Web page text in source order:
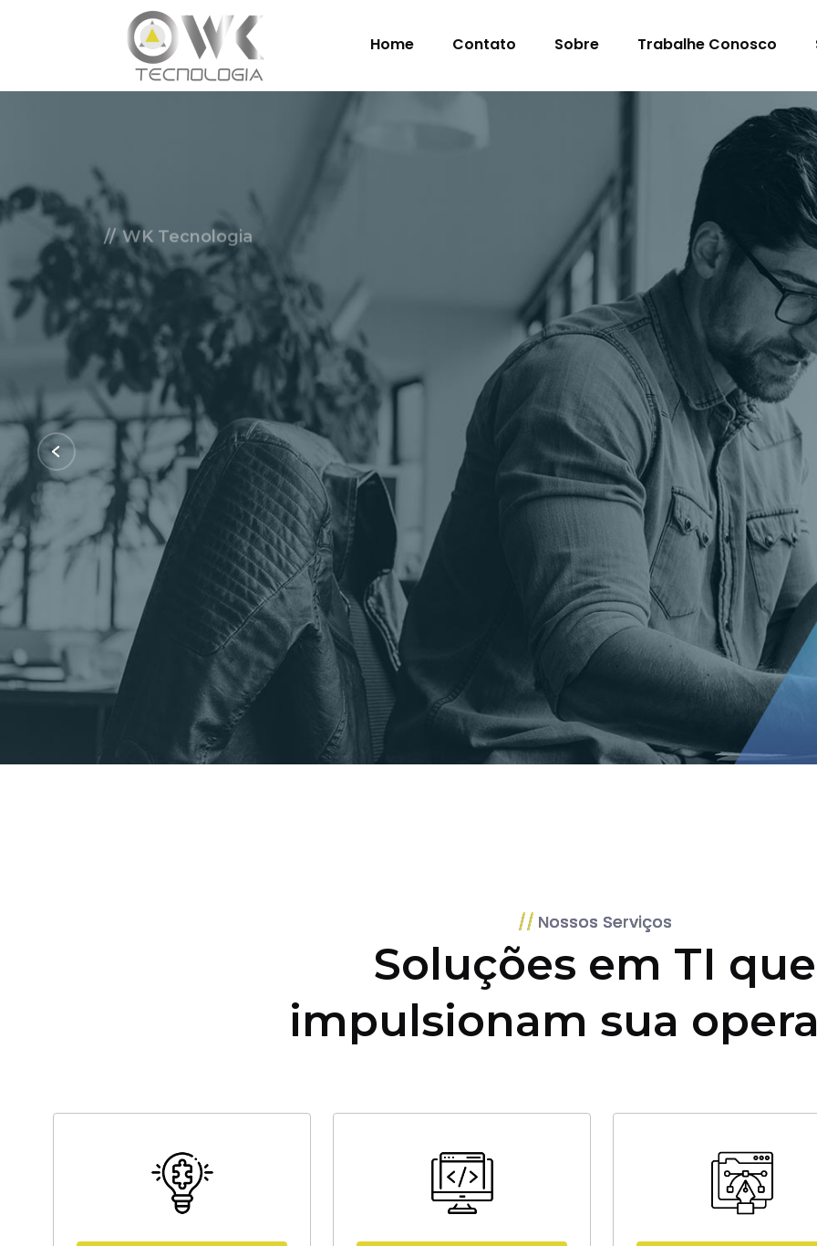
Home Contato Sobre Trabalhe Conosco
WK Tecnologia
Soluções Para
Nuvem.
Certificações: AWS Partner, Microsoft Gold
Fale Conosco
Nossos Serviços
Soluções em TI que
impulsionam sua